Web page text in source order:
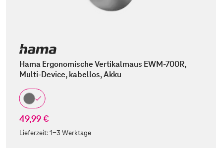
Hama Ergonomische Vertikalmaus EWM-700R,
Multi-Device, kabellos, Akku
49,99 €
Lieferzeit:1-3 Werktage